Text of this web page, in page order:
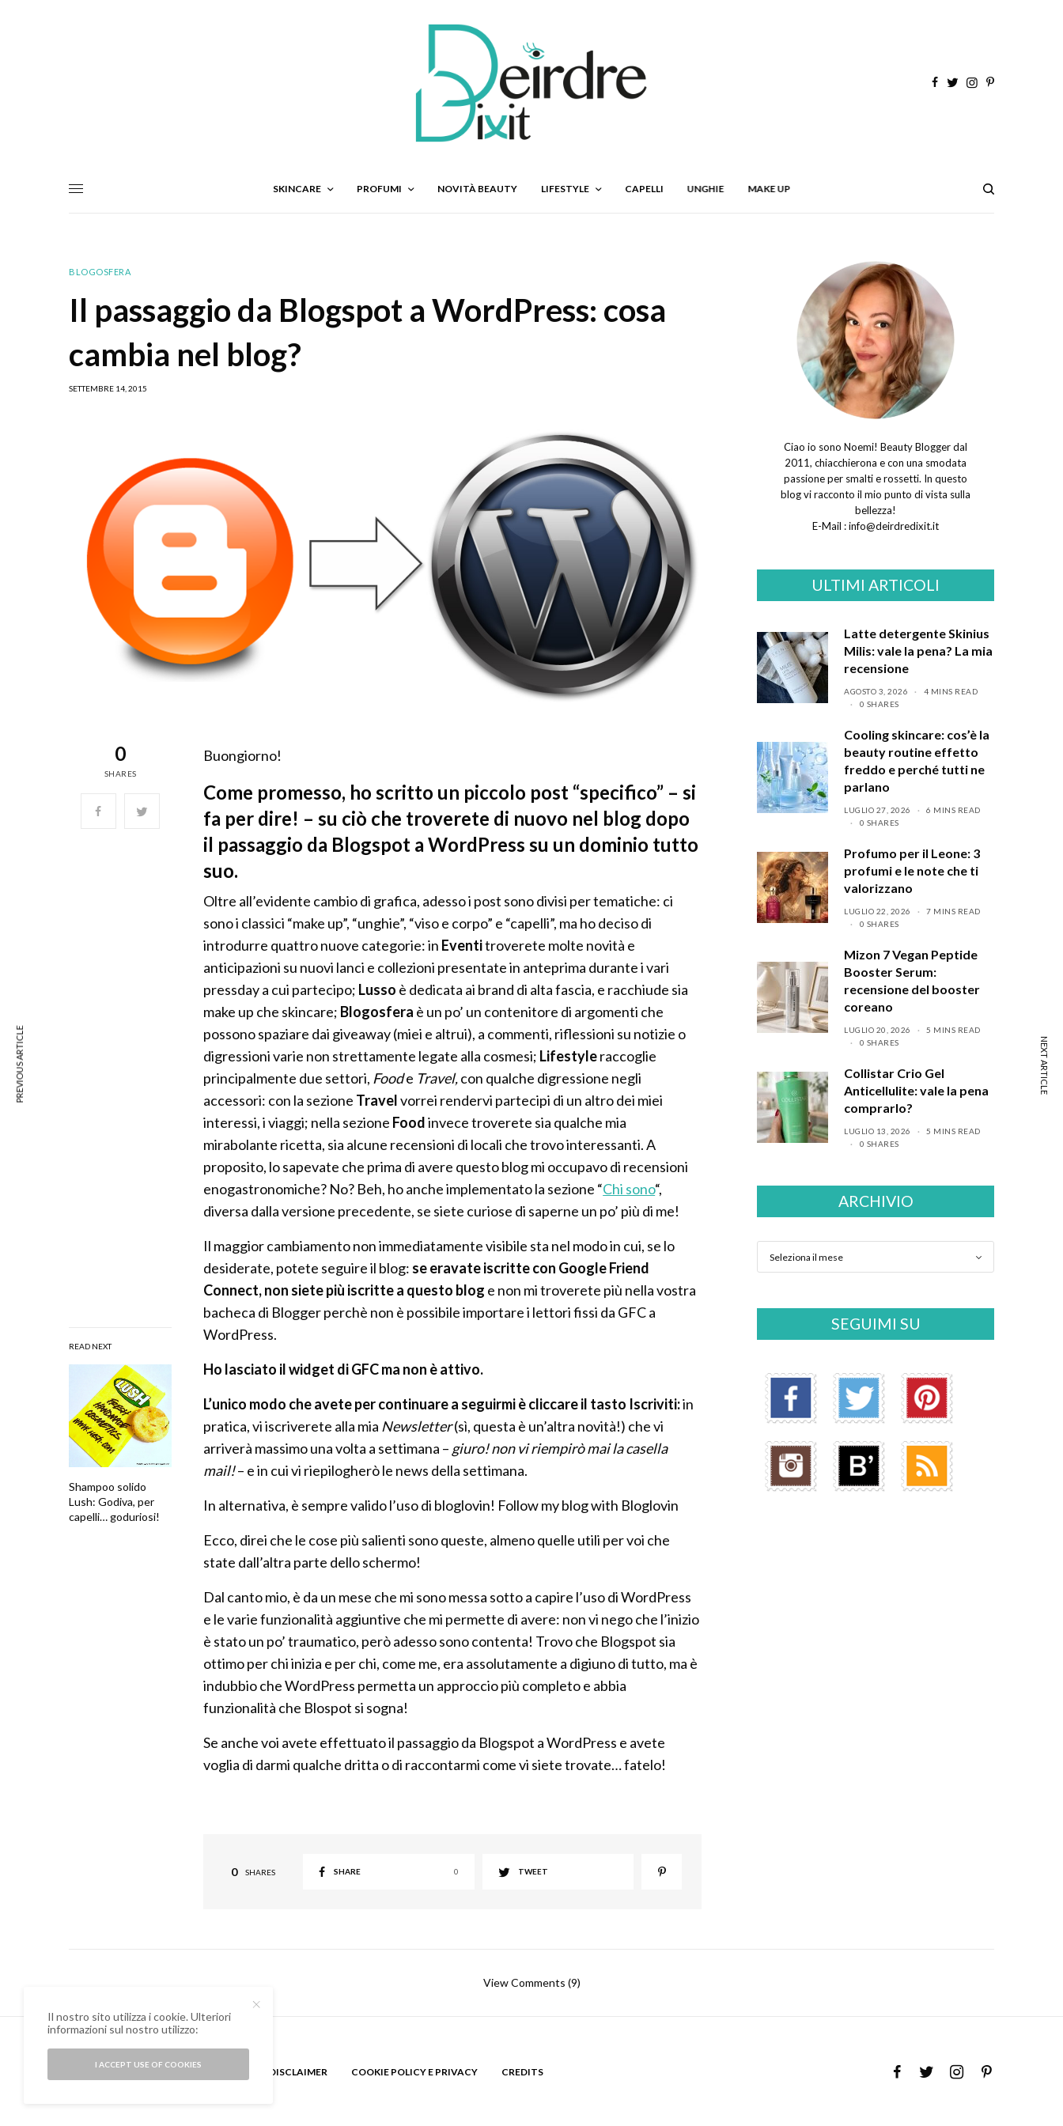
SKINCARE PROFUMI NOVITÀ BEAUTY LIFESTYLE CAPELLI UNGHIE MAKE UP
BLOGOSFERA
Il passaggio da Blogspot a WordPress: cosa
cambia nel blog?
SETTEMBRE 14, 2015
0
SHARES
READ NEXT
Shampoo solido
Lush: Godiva, per
capelli… goduriosi!
Buongiorno!
Come promesso, ho scritto un piccolo post “specifico” – si
fa per dire! – su ciò che troverete di nuovo nel blog dopo
il passaggio da Blogspot a WordPress su un dominio tutto
suo.
Oltre all’evidente cambio di grafica, adesso i post sono divisi per tematiche: ci
sono i classici “make up”, “unghie”, “viso e corpo” e “capelli”, ma ho deciso di
introdurre quattro nuove categorie: in Eventitroverete molte novità e
anticipazioni su nuovi lanci e collezioni presentate in anteprima durante i vari
pressday a cui partecipo; Lusso è dedicata ai brand di alta fascia, e racchiude sia
make up che skincare; Blogosfera è un po’ un contenitore di argomenti che
possono spaziare dai giveaway (miei e altrui), a commenti, riflessioni su notizie o
digressioni varie non strettamente legate alla cosmesi; Lifestyleraccoglie
principalmente due settori, Foode Travel,con qualche digressione negli
accessori: con la sezione Travelvorrei rendervi partecipi di un altro dei miei
interessi, i viaggi; nella sezione Foodinvece troverete sia qualche mia
mirabolante ricetta, sia alcune recensioni di locali che trovo interessanti. A
proposito, lo sapevate che prima di avere questo blog mi occupavo di recensioni
enogastronomiche? No? Beh, ho anche implementato la sezione “Chi sono“,
diversa dalla versione precedente, se siete curiose di saperne un po’ più di me!
Il maggior cambiamento non immediatamente visibile sta nel modo in cui, se lo
desiderate, potete seguire il blog: se eravate iscritte con Google Friend
Connect, non siete più iscritte a questo blog e non mi troverete più nella vostra
bacheca di Blogger perchè non è possibile importare i lettori fissi da GFC a
WordPress.
Ho lasciato il widget di GFC ma non è attivo.
L’unico modo che avete per continuare a seguirmi è cliccare il tasto Iscriviti:in
pratica, vi iscriverete alla mia Newsletter(sì, questa è un’altra novità!) che vi
arriverà massimo una volta a settimana – giuro! non vi riempirò mai la casella
mail!– e in cui vi riepilogherò le news della settimana.
In alternativa, è sempre valido l’uso di bloglovin! Follow my blog with Bloglovin
Ecco, direi che le cose più salienti sono queste, almeno quelle utili per voi che
state dall’altra parte dello schermo!
Dal canto mio, è da un mese che mi sono messa sotto a capire l’uso di WordPress
e le varie funzionalità aggiuntive che mi permette di avere: non vi nego che l’inizio
è stato un po’ traumatico, però adesso sono contenta! Trovo che Blogspot sia
ottimo per chi inizia e per chi, come me, era assolutamente a digiuno di tutto, ma è
indubbio che WordPress permetta un approccio più completo e abbia
funzionalità che Blospot si sogna!
Se anche voi avete effettuato il passaggio da Blogspot a WordPress e avete
voglia di darmi qualche dritta o di raccontarmi come vi siete trovate… fatelo!
0 SHARES SHARE 0 TWEET
Ciao io sono Noemi! Beauty Blogger dal
2011, chiacchierona e con una smodata
passione per smalti e rossetti. In questo
blog vi racconto il mio punto di vista sulla
bellezza!
E-Mail :info@deirdredixit.it
ULTIMI ARTICOLI
Latte detergente Skinius
Milis: vale la pena? La mia
recensione
AGOSTO 3, 2026
4 MINS READ
0 SHARES
Cooling skincare: cos’è la
beauty routine effetto
freddo e perché tutti ne
parlano
LUGLIO 27, 2026
6 MINS READ
0 SHARES
Profumo per il Leone: 3
profumi e le note che ti
valorizzano
LUGLIO 22, 2026
7 MINS READ
0 SHARES
Mizon 7 Vegan Peptide
Booster Serum:
recensione del booster
coreano
LUGLIO 20, 2026
5 MINS READ
0 SHARES
Collistar Crio Gel
Anticellulite: vale la pena
comprarlo?
LUGLIO 13, 2026
5 MINS READ
0 SHARES
ARCHIVIO
SEGUIMI SU
PREVIOUS ARTICLE NEXT ARTICLE
View Comments (9)
DISCLAIMER COOKIE POLICY E PRIVACY CREDITS
Il nostro sito utilizza i cookie. Ulteriori
informazioni sul nostro utilizzo:
I ACCEPT USE OF COOKIES